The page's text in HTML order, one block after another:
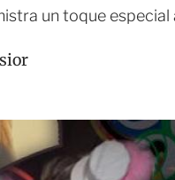
un toque especial